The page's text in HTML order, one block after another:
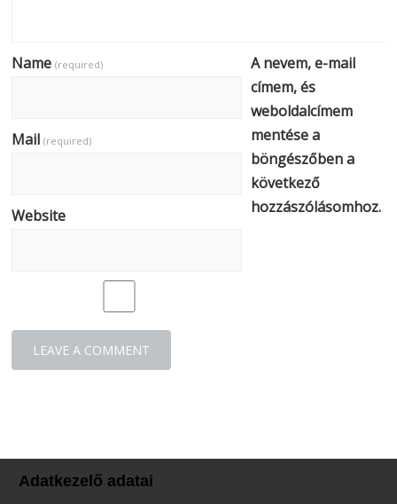
Name(required)
Mail(required)
Website
A nevem, e-mail
címem, és
weboldalcímem
mentése a
böngészőben a
következő
hozzászólásomhoz.